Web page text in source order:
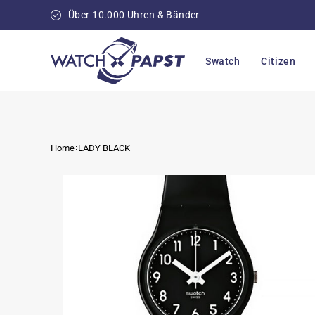
Über 10.000 Uhren & Bänder
Swatch Citizen
Home LADY BLACK